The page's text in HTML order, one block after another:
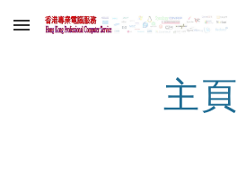
Skip to main content
主頁